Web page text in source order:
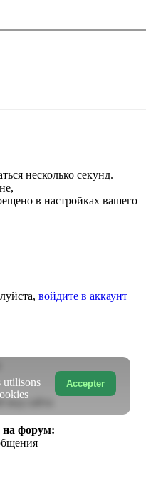
несколько секунд.
в настройках вашего
войдите в аккаунт
сайта
на форум:
Accepter
utilisons